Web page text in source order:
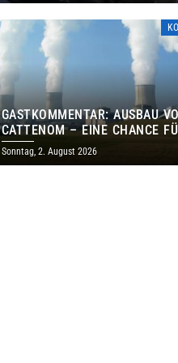
GASTKOMMENTAR: AUSBAU
CATTENOM – EINE CHANCE
LOTHRINGEN UND DAS
Sonntag, 2. August 2026